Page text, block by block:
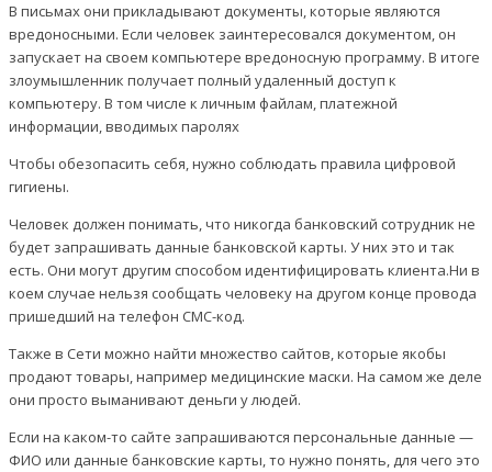
В письмах они прикладывают документы, которые являются
вредоносными. Если человек заинтересовался документом, он
запускает на своем компьютере вредоносную программу. В итоге
злоумышленник получает полный удаленный доступ к
компьютеру. В том числе к личным файлам, платежной
информации, вводимых паролях
Чтобы обезопасить себя, нужно соблюдать правила цифровой
гигиены.
Человек должен понимать, что никогда банковский сотрудник не
будет запрашивать данные банковской карты. У них это и так
есть. Они могут другим способом идентифицировать клиента.Ни в
коем случае нельзя сообщать человеку на другом конце провода
пришедший на телефон СМС-код.
Также в Сети можно найти множество сайтов, которые якобы
продают товары, например медицинские маски. На самом же деле
они просто выманивают деньги у людей.
Если на каком-то сайте запрашиваются персональные данные —
ФИО или данные банковские карты, то нужно понять, для чего это